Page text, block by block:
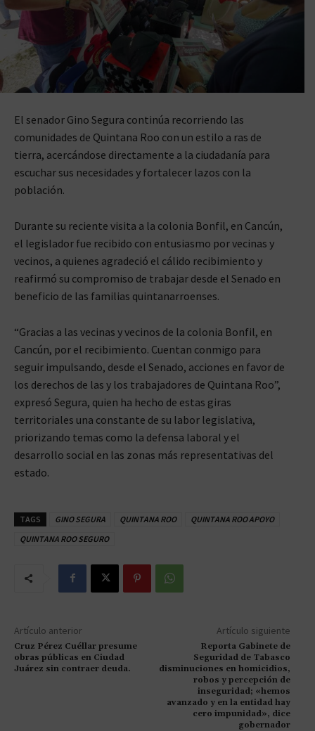
El senador Gino Segura continúa recorriendo las
comunidades de Quintana Roo con un estilo a ras de
tierra, acercándose directamente a la ciudadanía para
escuchar sus necesidades y fortalecer lazos con la
población.
Durante su reciente visita a la colonia Bonfil, en Cancún,
el legislador fue recibido con entusiasmo por vecinas y
vecinos, a quienes agradeció el cálido recibimiento y
reafirmó su compromiso de trabajar desde el Senado en
beneficio de las familias quintanarroenses.
“Gracias a las vecinas y vecinos de la colonia Bonfil, en
Cancún, por el recibimiento. Cuentan conmigo para
seguir impulsando, desde el Senado, acciones en favor de
los derechos de las y los trabajadores de Quintana Roo”,
expresó Segura, quien ha hecho de estas giras
territoriales una constante de su labor legislativa,
priorizando temas como la defensa laboral y el
desarrollo social en las zonas más representativas del
estado.
TAGS GINO SEGURA QUINTANA ROO
QUINTANA ROO APOYO
QUINTANA ROO SEGURO
Artículo anterior
Cruz Pérez Cuéllar presume
obras públicas en Ciudad
Juárez sin contraer deuda.
Artículo siguiente
Reporta Gabinete de
Seguridad de Tabasco
disminuciones en homicidios,
robos y percepción de
inseguridad; «hemos
avanzado y en la entidad hay
cero impunidad», dice
gobernador